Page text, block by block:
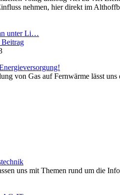
nehmen, hier direkt im
unter Li…
Beitrag
von Gas auf Fernwärme lässt
uns mit Themen rund um die